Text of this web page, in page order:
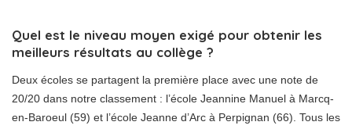
Quel est le niveau moyen exigé pour obtenir les
meilleurs résultats au collège ?
Deux écoles se partagent la première place avec une note de
20/20 dans notre classement : l’école Jeannine Manuel à Marcq-
en-Baroeul (59) et l’école Jeanne d’Arc à Perpignan (66). Tous les